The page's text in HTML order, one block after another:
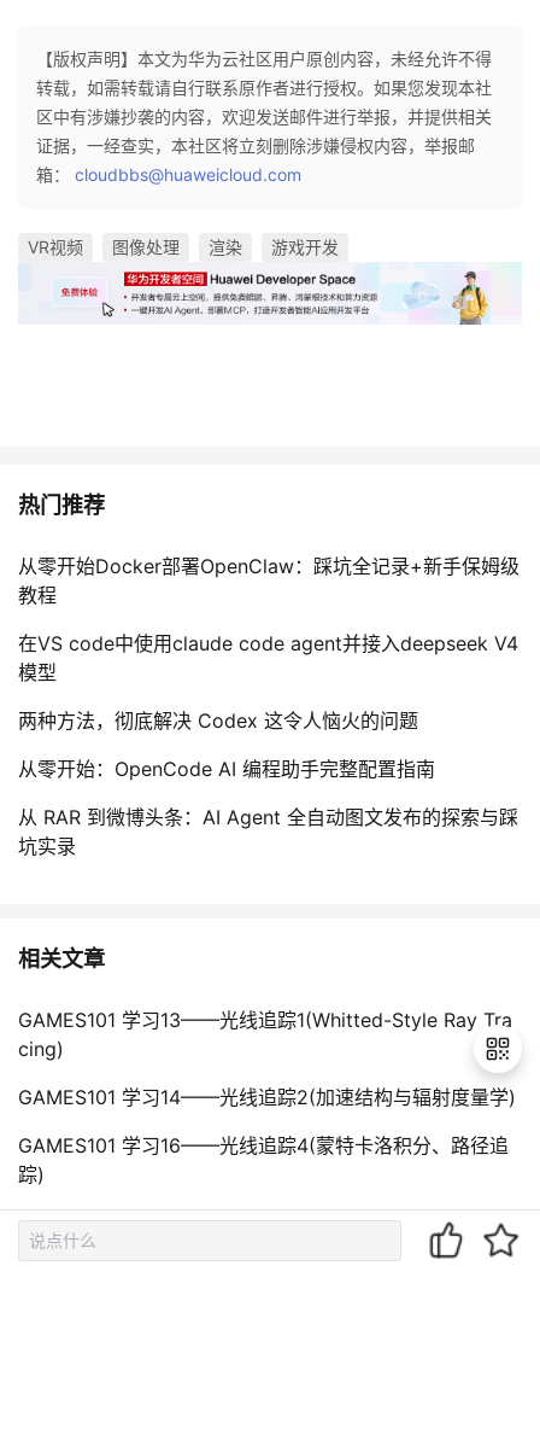
)]
=
(
)
d
【版权声明】本文为华为云社区用户原创内容，未经允许不得
转载，如需转载请自行联系原作者进行授权。如果您发现本社
区中有涉嫌抄袭的内容，欢迎发送邮件进行举报，并提供相关
证据，一经查实，本社区将立刻删除涉嫌侵权内容，举报邮
箱： cloudbbs@huaweicloud.com
VR视频 图像处理 渲染 游戏开发
热门推荐
从零开始Docker部署OpenClaw：踩坑全记录+新手保姆级
教程
在VS code中使用claude code agent并接入deepseek V4
模型
两种方法，彻底解决 Codex 这令人恼火的问题
从零开始：OpenCode AI 编程助手完整配置指南
从 RAR 到微博头条：AI Agent 全自动图文发布的探索与踩
坑实录
相关文章
GAMES101 学习13——光线追踪1(Whitted-Style Ray Tra
cing)
GAMES101 学习14——光线追踪2(加速结构与辐射度量学)
GAMES101 学习16——光线追踪4(蒙特卡洛积分、路径追
踪)
GAMES101 作业5——光线追踪1（光线生成和光线与三角
形的相交）